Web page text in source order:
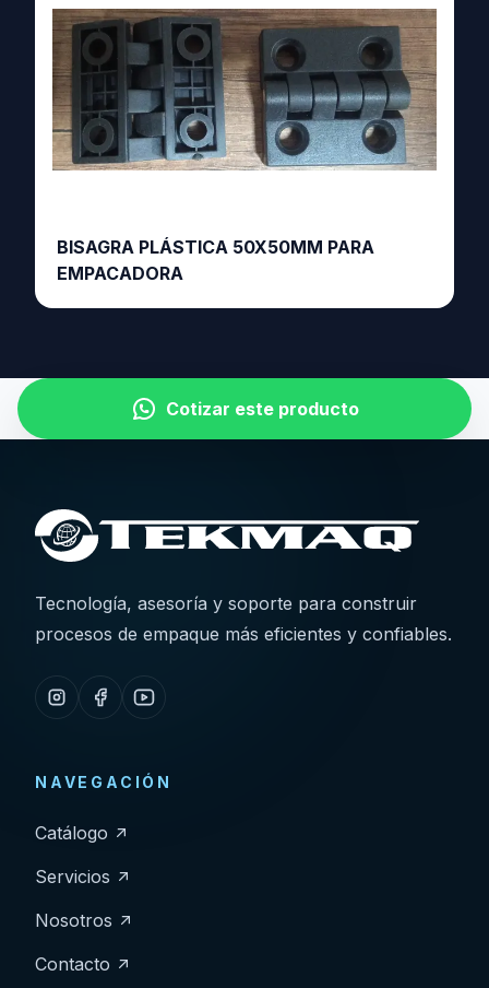
BISAGRA PLÁSTICA 50X50MM PARA
EMPACADORA
Cotizar este producto
Tecnología, asesoría y soporte para construir
procesos de empaque más eficientes y confiables.
NAVEGACIÓN
Catálogo
Servicios
Nosotros
Contacto